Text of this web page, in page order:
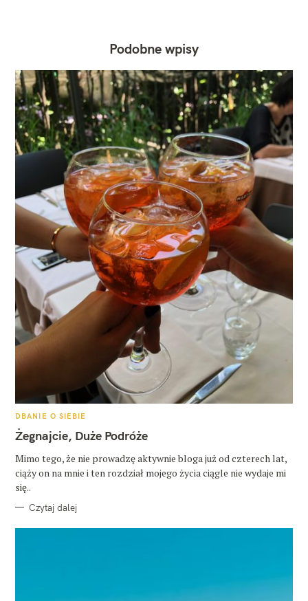
Podobne wpisy
K
T
E
O
R
I
DBANIE O SIEBIE
Żegnajcie, Duże Podróże
Mimo tego, że nie prowadzę aktywnie bloga już od czterech lat,
ciąży on na mnie i ten rozdział mojego życia ciągle nie wydaje mi
się..
Czytaj dalej